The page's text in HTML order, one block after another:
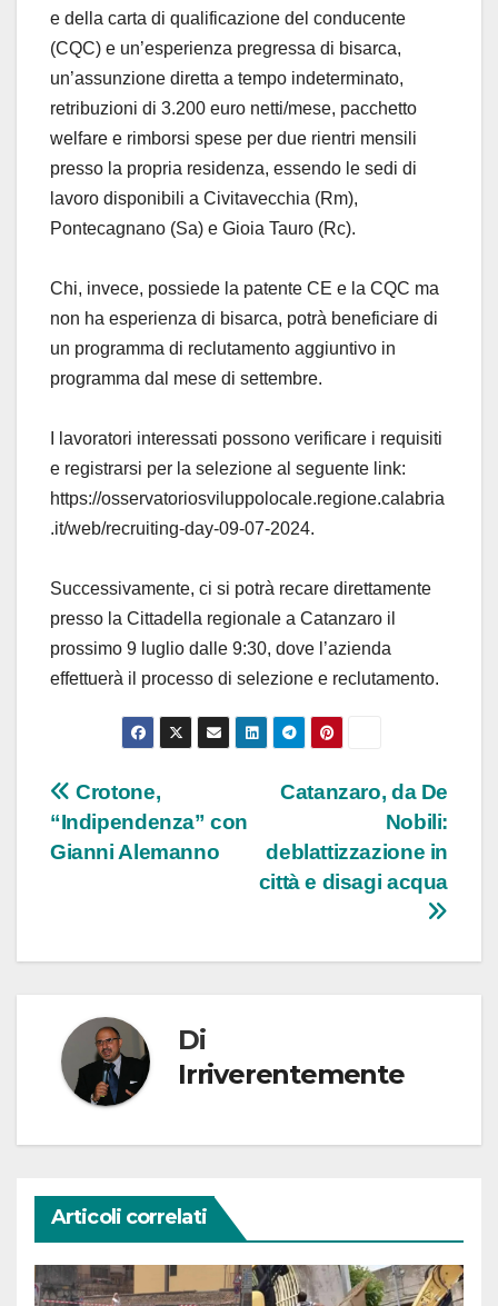
e della carta di qualificazione del conducente
(CQC) e un’esperienza pregressa di bisarca,
un’assunzione diretta a tempo indeterminato,
retribuzioni di 3.200 euro netti/mese, pacchetto
welfare e rimborsi spese per due rientri mensili
presso la propria residenza, essendo le sedi di
lavoro disponibili a Civitavecchia (Rm),
Pontecagnano (Sa) e Gioia Tauro (Rc).
Chi, invece, possiede la patente CE e la CQC ma
non ha esperienza di bisarca, potrà beneficiare di
un programma di reclutamento aggiuntivo in
programma dal mese di settembre.
I lavoratori interessati possono verificare i requisiti
e registrarsi per la selezione al seguente link:
https://osservatoriosviluppolocale.regione.calabria
.it/web/recruiting-day-09-07-2024.
Successivamente, ci si potrà recare direttamente
presso la Cittadella regionale a Catanzaro il
prossimo 9 luglio dalle 9:30, dove l’azienda
effettuerà il processo di selezione e reclutamento.
Navigazione
articoli
Catanzaro, da De
Nobili:
deblattizzazione in
città e disagi acqua
Crotone,
“Indipendenza” con
Gianni Alemanno
Di
Irriverentemente
Articoli correlati